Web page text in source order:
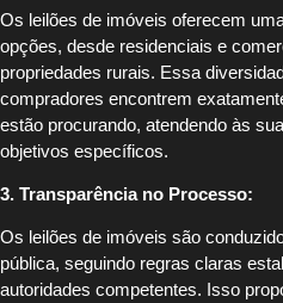
Os leilões de imóveis oferecem
opções, desde residenciais e
propriedades rurais. Essa
compradores encontrem
estão procurando, atendendo às
objetivos específicos.
3. Transparência no Processo:
Os leilões de imóveis são
pública, seguindo regras claras
autoridades competentes. Isso